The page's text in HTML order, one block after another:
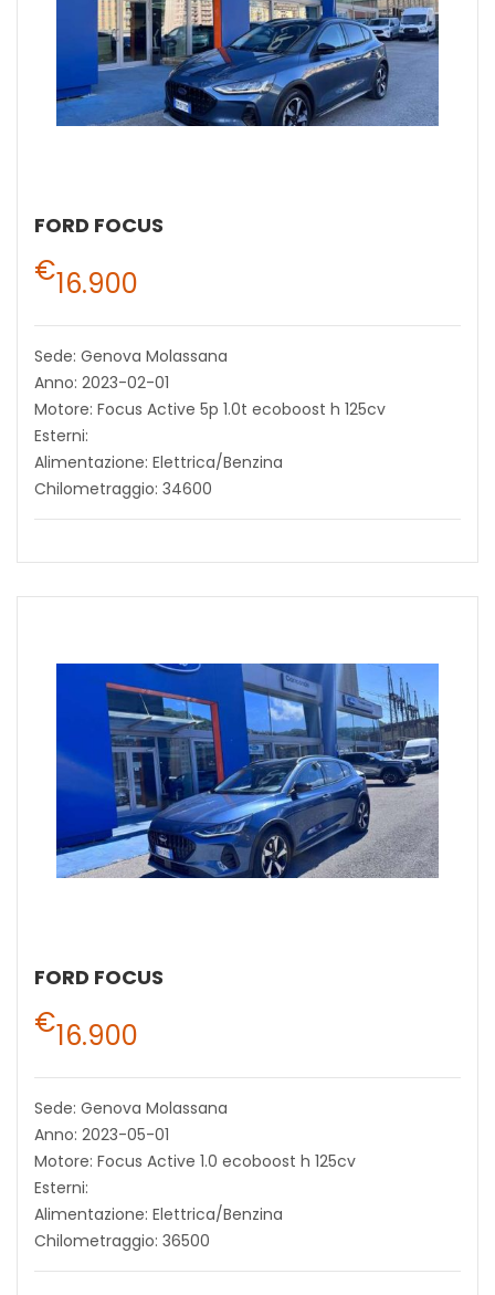
FORD FOCUS
€16.900
Sede: Genova Molassana
Anno: 2023-02-01
Motore: Focus Active 5p 1.0t ecoboost h 125cv
Esterni:
Alimentazione: Elettrica/Benzina
Chilometraggio: 34600
FORD FOCUS
€16.900
Sede: Genova Molassana
Anno: 2023-05-01
Motore: Focus Active 1.0 ecoboost h 125cv
Esterni:
Alimentazione: Elettrica/Benzina
Chilometraggio: 36500